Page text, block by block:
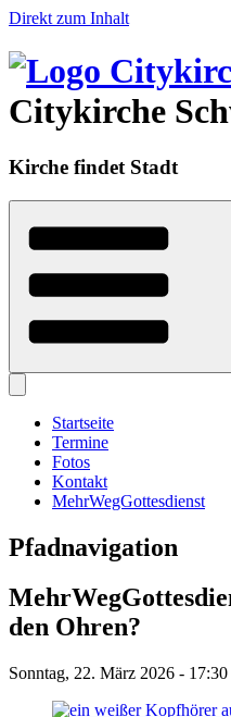
Direkt zum Inhalt
Citykirche
Kirche findet Stadt
Startseite
Termine
Fotos
Kontakt
MehrWegGottesdienst
Pfadnavigation
den Ohren?
Sonntag, 22. März 2026 - 17:30